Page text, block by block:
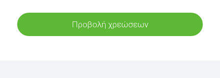
Προβολή χρεώσεων